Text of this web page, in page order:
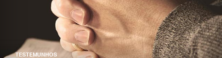
TESTEMUNHOS